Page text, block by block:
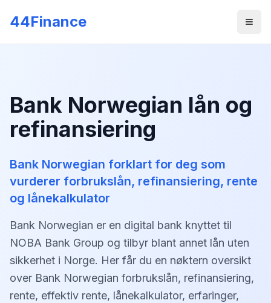
44Finance
Bank Norwegian lån og
refinansiering
Bank Norwegian forklart for deg som
vurderer forbrukslån, refinansiering, rente
og lånekalkulator
Bank Norwegian er en digital bank knyttet til
NOBA Bank Group og tilbyr blant annet lån uten
sikkerhet i Norge. Her får du en nøktern oversikt
over Bank Norwegian forbrukslån, refinansiering,
rente, effektiv rente, lånekalkulator, erfaringer,